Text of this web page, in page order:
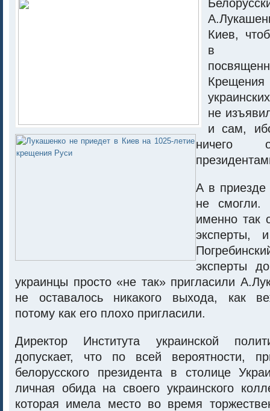
Киев,
в
не
и сам,
ничего
А в приезде
не смогли.
именно так
эксперты,
эксперты
украинцы просто «не так» пригласили
не оставалось никакого выхода, как
потому как его плохо пригласили.
Директор Института украинской
допускает, что по всей вероятности,
белорусского президента в столице
личная обида на своего украинского
которая имела место во время